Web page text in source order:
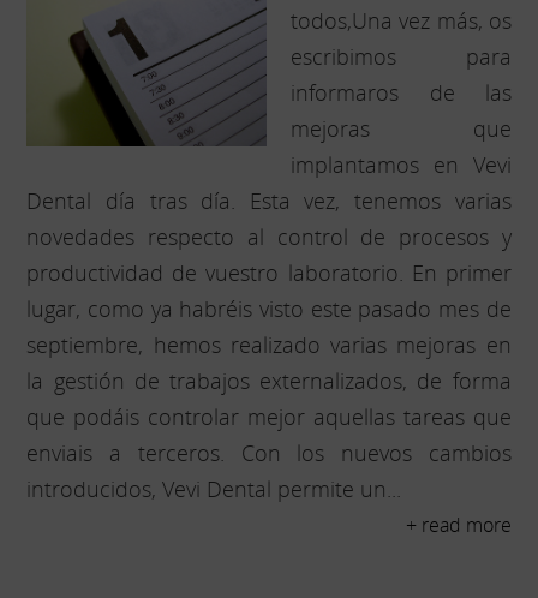
todos,Una vez más, os
escribimos para
informaros de las
mejoras que
implantamos en Vevi
Dental día tras día. Esta vez, tenemos varias
novedades respecto al control de procesos y
productividad de vuestro laboratorio. En primer
lugar, como ya habréis visto este pasado mes de
septiembre, hemos realizado varias mejoras en
la gestión de trabajos externalizados, de forma
que podáis controlar mejor aquellas tareas que
enviais a terceros. Con los nuevos cambios
introducidos, Vevi Dental permite un...
+ read more